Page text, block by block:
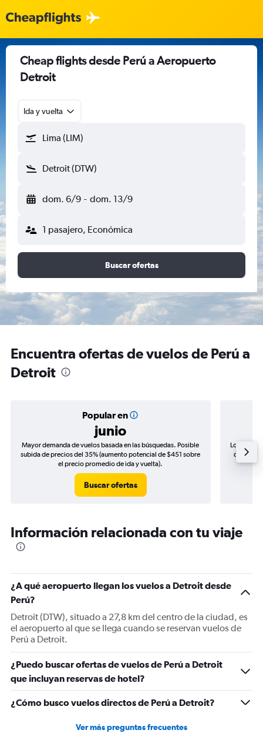
Cheap flights desde Perú a Aeropuerto
Detroit
Ida y vuelta
Lima (LIM)
Detroit (DTW)
dom. 6/9 - dom. 13/9
1 pasajero, Económica
Buscar ofertas
Encuentra ofertas de vuelos de Perú a
Detroit
Popular en
junio
Mayor demanda de vuelos basada en las búsquedas. Posible
subida de precios del 35% (aumento potencial de $451 sobre
el precio promedio de ida y vuelta).
Buscar ofertas
Los
de
Información relacionada con tu viaje
¿A qué aeropuerto llegan los vuelos a Detroit desde
Perú?
Detroit (DTW), situado a 27,8 km del centro de la ciudad, es
el aeropuerto al que se llega cuando se reservan vuelos de
Perú a Detroit.
¿Puedo buscar ofertas de vuelos de Perú a Detroit
que incluyan reservas de hotel?
¿Cómo busco vuelos directos de Perú a Detroit?
Ver más preguntas frecuentes